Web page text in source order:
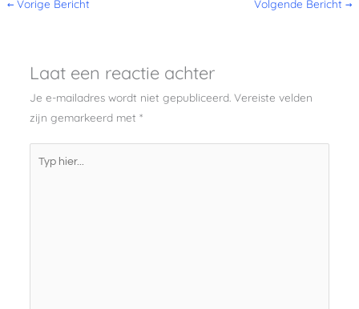
← Vorige Bericht Volgende Bericht →
Laat een reactie achter
Je e-mailadres wordt niet gepubliceerd. Vereiste velden
zijn gemarkeerd met *